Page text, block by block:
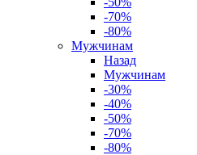
-70%
-80%
Мужчинам
Назад
Мужчинам
-30%
-40%
-50%
-70%
-80%